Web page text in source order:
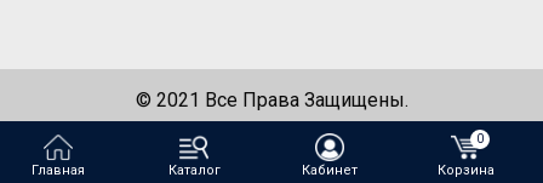
© 2021 Все Права Защищены.
Создание сайта —WeDo
Главная Каталог Кабинет
0
Корзина